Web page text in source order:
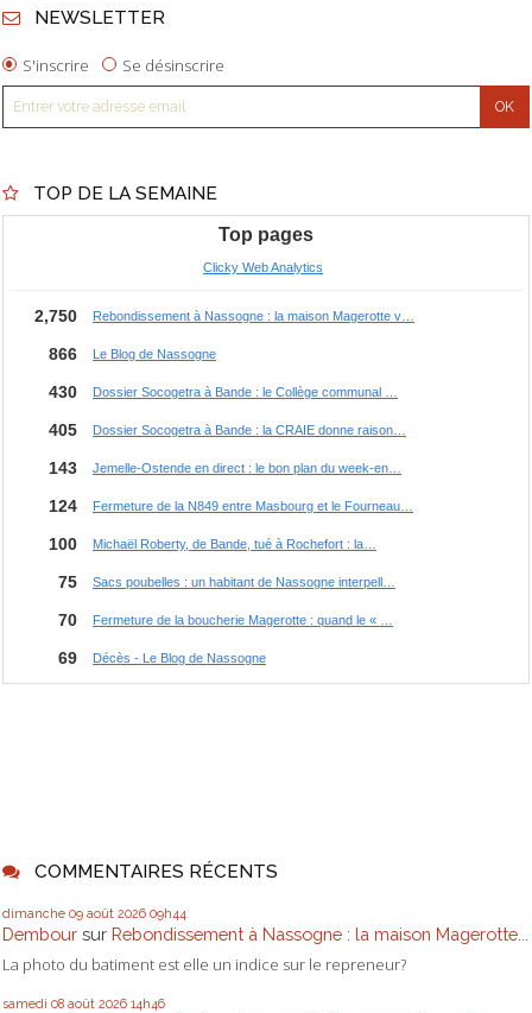
NEWSLETTER
S'inscrire Se désinscrire
TOP DE LA SEMAINE
COMMENTAIRES RÉCENTS
dimanche 09 août 2026 09h44
Dembour sur Rebondissement à Nassogne : la maison Magerotte...
La photo du batiment est elle un indice sur le repreneur?
samedi 08 août 2026 14h46